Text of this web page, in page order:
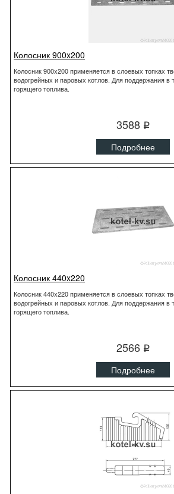
Колосник 900x200
Колосник 900x200 применяется в слоевых топках
водогрейных и паровых котлов. Для поддержания в
горящего топлива.
3588 q
Подробнее
Колосник 440x220
Колосник 440x220 применяется в слоевых топках
водогрейных и паровых котлов. Для поддержания в
горящего топлива.
2566 q
Подробнее